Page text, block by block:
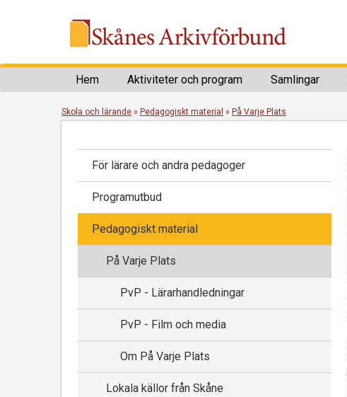
Hem Aktiviteter och program Samlingar
Skola och lärande » Pedagogiskt material » På Varje Plats
För lärare och andra pedagoger
Programutbud
Pedagogiskt material
På Varje Plats
PvP - Lärarhandledningar
PvP - Film och media
Om På Varje Plats
Lokala källor från Skåne